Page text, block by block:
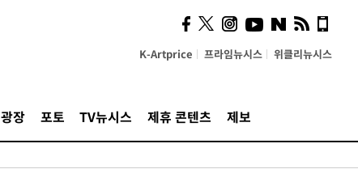
K-Artprice 프라임뉴시스 위클리뉴시스
광장 포토 TV뉴시스 제휴 콘텐츠 제보
"5·8·9호선 출퇴근 혼잡,
정부 국비지원 필요"